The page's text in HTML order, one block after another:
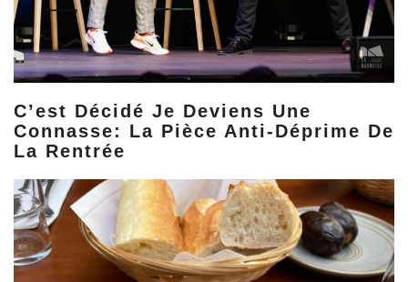
C’est Décidé Je Deviens Une
Connasse: La Pièce Anti-Déprime De
La Rentrée